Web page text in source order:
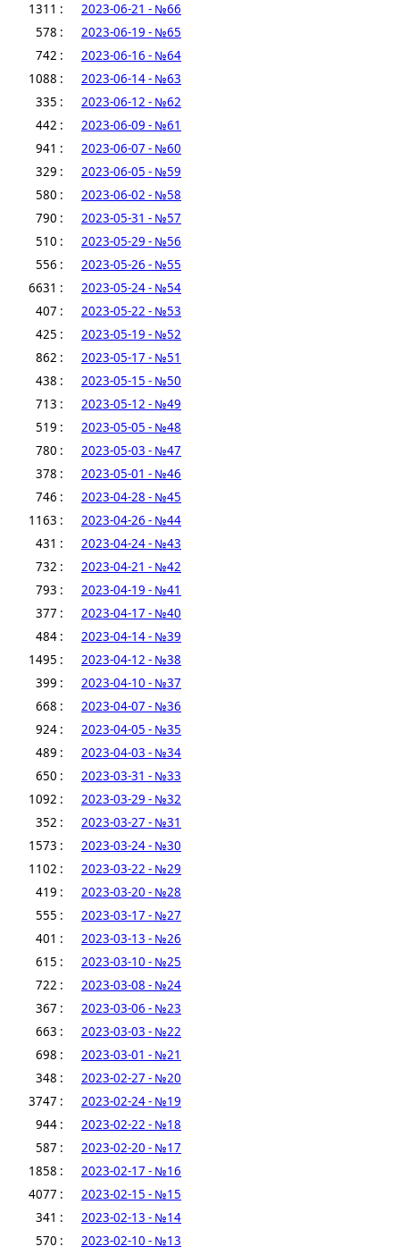
1311 :
2023-06-21 - №66
578 :
2023-06-19 - №65
742 :
2023-06-16 - №64
1088 :
2023-06-14 - №63
335 :
2023-06-12 - №62
442 :
2023-06-09 - №61
941 :
2023-06-07 - №60
329 :
2023-06-05 - №59
580 :
2023-06-02 - №58
790 :
2023-05-31 - №57
510 :
2023-05-29 - №56
556 :
2023-05-26 - №55
6631 :
2023-05-24 - №54
407 :
2023-05-22 - №53
425 :
2023-05-19 - №52
862 :
2023-05-17 - №51
438 :
2023-05-15 - №50
713 :
2023-05-12 - №49
519 :
2023-05-05 - №48
780 :
2023-05-03 - №47
378 :
2023-05-01 - №46
746 :
2023-04-28 - №45
1163 :
2023-04-26 - №44
431 :
2023-04-24 - №43
732 :
2023-04-21 - №42
793 :
2023-04-19 - №41
377 :
2023-04-17 - №40
484 :
2023-04-14 - №39
1495 :
2023-04-12 - №38
399 :
2023-04-10 - №37
668 :
2023-04-07 - №36
924 :
2023-04-05 - №35
489 :
2023-04-03 - №34
650 :
2023-03-31 - №33
1092 :
2023-03-29 - №32
352 :
2023-03-27 - №31
1573 :
2023-03-24 - №30
1102 :
2023-03-22 - №29
419 :
2023-03-20 - №28
555 :
2023-03-17 - №27
401 :
2023-03-13 - №26
615 :
2023-03-10 - №25
722 :
2023-03-08 - №24
367 :
2023-03-06 - №23
663 :
2023-03-03 - №22
698 :
2023-03-01 - №21
348 :
2023-02-27 - №20
3747 :
2023-02-24 - №19
944 :
2023-02-22 - №18
587 :
2023-02-20 - №17
1858 :
2023-02-17 - №16
4077 :
2023-02-15 - №15
341 :
2023-02-13 - №14
570 :
2023-02-10 - №13